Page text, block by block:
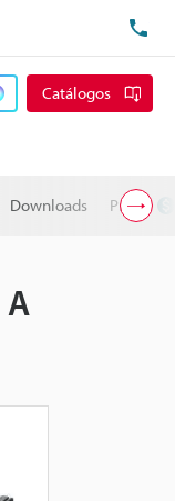
Catálogos
Downloads Preço